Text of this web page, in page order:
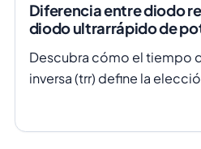
Diferencia entre diodo
diodo ultrarrápido de
Descubra cómo el tiempo
inversa (trr) define la